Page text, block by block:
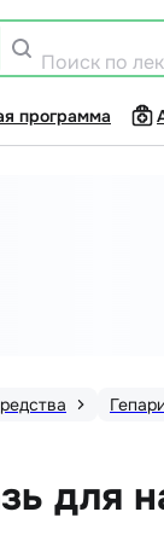
Поиск по
программа
для